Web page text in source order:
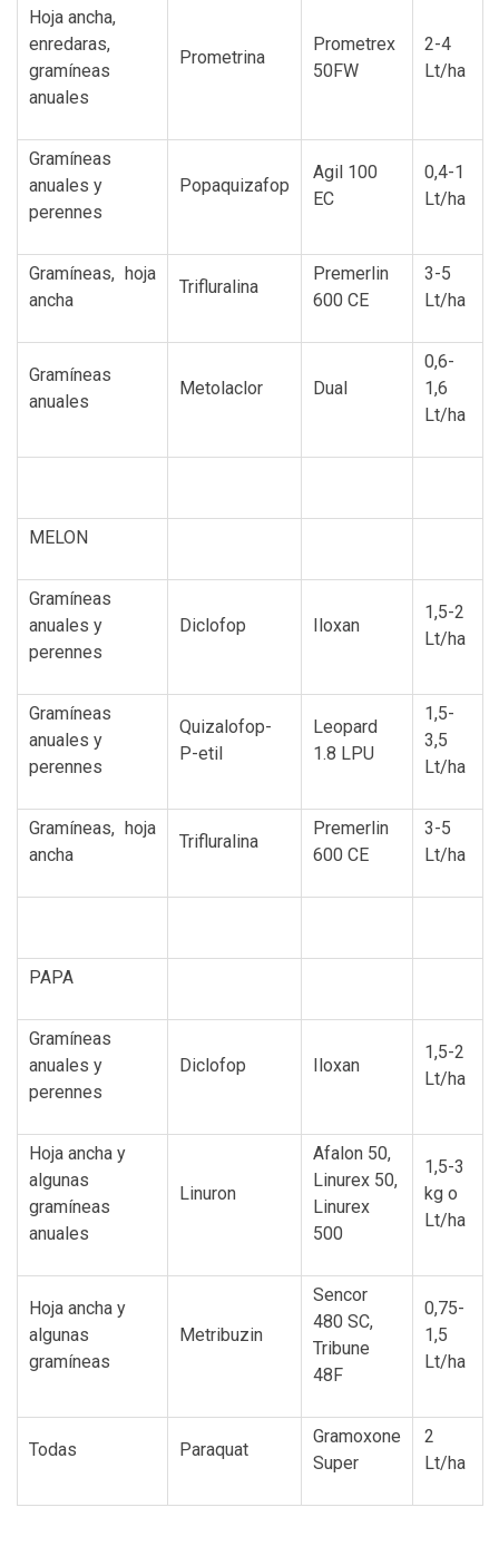
Hoja ancha,
enredaras,
gramíneas
anuales
Prometrina
Prometrex
50FW
2-4
Lt/ha
Gramíneas
anuales y
perennes
Popaquizafop
Agil 100
EC
0,4-1
Lt/ha
Gramíneas, hoja
ancha
Trifluralina
Premerlin
600 CE
3-5
Lt/ha
Gramíneas
anuales
Metolaclor Dual
0,6-
1,6
Lt/ha
MELON
Gramíneas
anuales y
perennes
Diclofop Iloxan
1,5-2
Lt/ha
Gramíneas
anuales y
perennes
Quizalofop-
P-etil
Leopard
1.8 LPU
1,5-
3,5
Lt/ha
Gramíneas, hoja
ancha
Trifluralina
Premerlin
600 CE
3-5
Lt/ha
PAPA
Gramíneas
anuales y
perennes
Diclofop Iloxan
1,5-2
Lt/ha
Hoja ancha y
algunas
gramíneas
anuales
Linuron
Afalon 50,
Linurex 50,
Linurex
500
1,5-3
kg o
Lt/ha
Hoja ancha y
algunas
gramíneas
Metribuzin
Sencor
480 SC,
Tribune
48F
0,75-
1,5
Lt/ha
Todas Paraquat
Gramoxone
Super
2
Lt/ha